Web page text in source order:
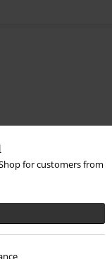
for customers from